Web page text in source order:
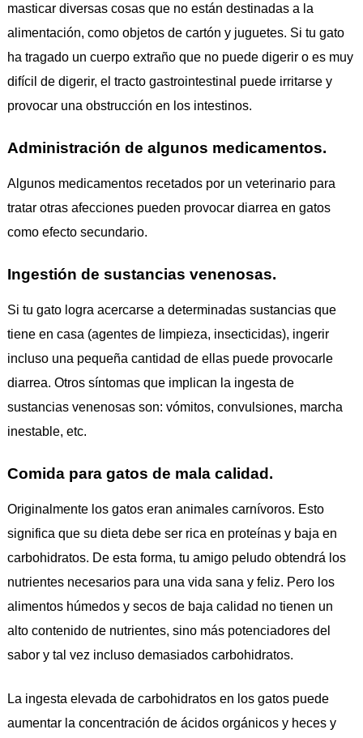
masticar diversas cosas que no están destinadas a la
alimentación, como objetos de cartón y juguetes. Si tu gato
ha tragado un cuerpo extraño que no puede digerir o es muy
difícil de digerir, el tracto gastrointestinal puede irritarse y
provocar una obstrucción en los intestinos.
Administración de algunos medicamentos.
Algunos medicamentos recetados por un veterinario para
tratar otras afecciones pueden provocar diarrea en gatos
como efecto secundario.
Ingestión de sustancias venenosas.
Si tu gato logra acercarse a determinadas sustancias que
tiene en casa (agentes de limpieza, insecticidas), ingerir
incluso una pequeña cantidad de ellas puede provocarle
diarrea. Otros síntomas que implican la ingesta de
sustancias venenosas son: vómitos, convulsiones, marcha
inestable, etc.
Comida para gatos de mala calidad.
Originalmente los gatos eran animales carnívoros. Esto
significa que su dieta debe ser rica en proteínas y baja en
carbohidratos. De esta forma, tu amigo peludo obtendrá los
nutrientes necesarios para una vida sana y feliz. Pero los
alimentos húmedos y secos de baja calidad no tienen un
alto contenido de nutrientes, sino más potenciadores del
sabor y tal vez incluso demasiados carbohidratos.
La ingesta elevada de carbohidratos en los gatos puede
aumentar la concentración de ácidos orgánicos y heces y